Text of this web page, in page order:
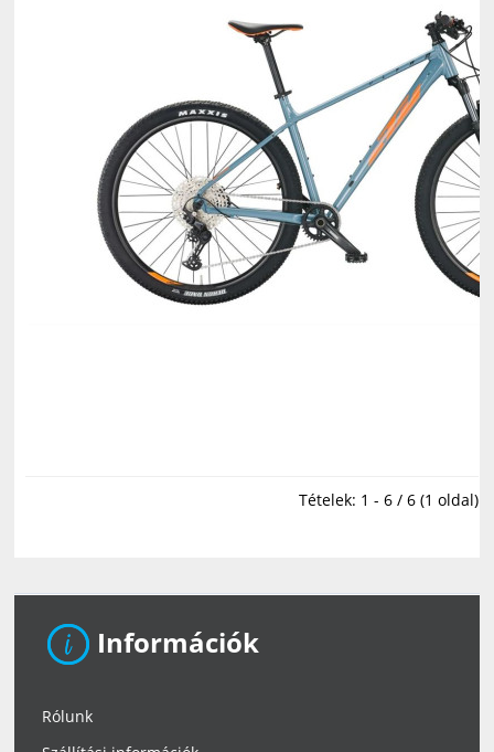
Tételek: 1 - 6 / 6 (1 oldal)
Információk
Rólunk